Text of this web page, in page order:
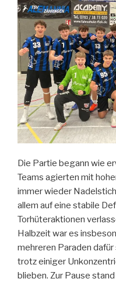
Die Partie begann wie
Teams agierten mit
immer wieder
allem auf eine stabile
Torhüteraktionen
Halbzeit war es
mehreren Paraden
trotz einiger
blieben. Zur Pause